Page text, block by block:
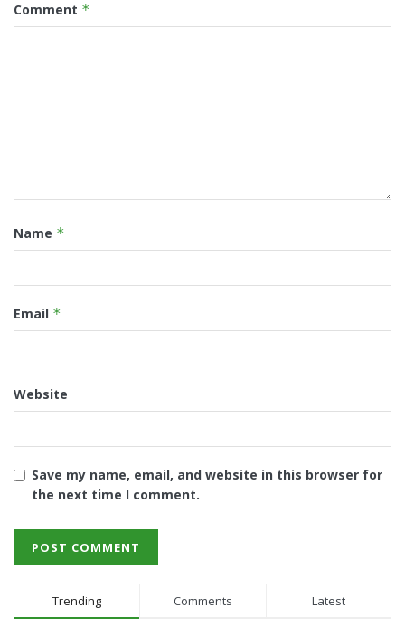
Comment *
Name *
Email *
Website
Save my name, email, and website in this browser for
the next time I comment.
Trending Comments Latest